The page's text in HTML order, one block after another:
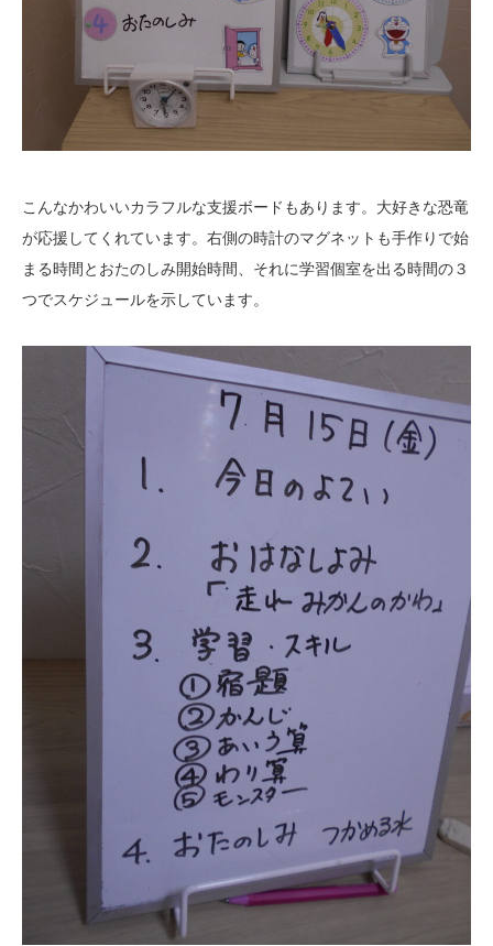
こんなかわいいカラフルな支援ボードもあります。大好きな恐竜
が応援してくれています。右側の時計のマグネットも手作りで始
まる時間とおたのしみ開始時間、それに学習個室を出る時間の３
つでスケジュールを示しています。